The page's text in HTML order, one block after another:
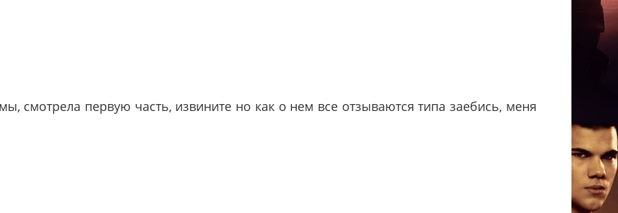
смотрела первую часть, извините но как о нем все отзываются типа заебись, меня